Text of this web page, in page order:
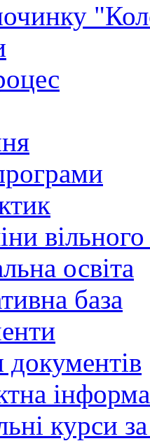
освіта
база
документів
курси